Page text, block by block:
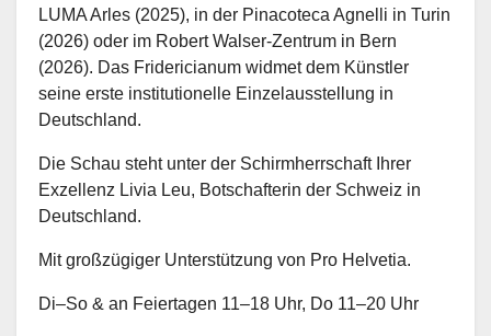
LUMA Arles (2025), in der Pinacoteca Agnelli in Turin
(2026) oder im Robert Walser-Zentrum in Bern
(2026). Das Fridericianum widmet dem Künstler
seine erste institutionelle Einzelausstellung in
Deutschland.
Die Schau steht unter der Schirmherrschaft Ihrer
Exzellenz Livia Leu, Botschafterin der Schweiz in
Deutschland.
Mit großzügiger Unterstützung von Pro Helvetia.
Di–So & an Feiertagen 11–18 Uhr, Do 11–20 Uhr